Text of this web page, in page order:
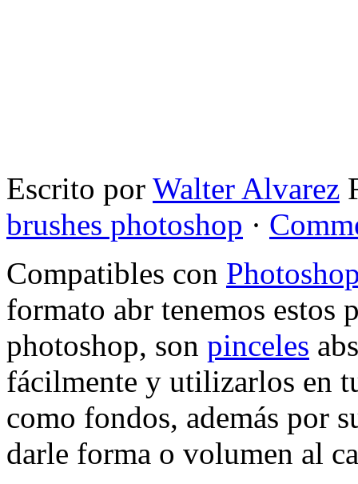
Escrito por Walter Alvarez
brushes photoshop ·
Compatibles con
formato abr tenemos estos
photoshop, son pinceles
fácilmente y utilizarlos en
como fondos, además por
darle forma o volumen al